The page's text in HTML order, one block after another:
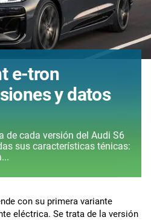
e-tron
y datos
versión del Audi S6
sus características ténicas:
con su primera variante
eléctrica. Se trata de la versión